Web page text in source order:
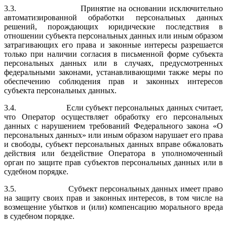
3.3. Принятие на основании исключительно
автоматизированной обработки персональных данных
решений, порождающих юридические последствия в
отношении субъекта персональных данных или иным образом
затраги­вающих его права и законные интересы разрешается
только при наличии согласия в письменной форме субъекта
персональных данных или в слу­чаях, предусмотренных
федеральными законами, устанавливающими также меры по
обеспечению соблюдения прав и законных интересов
субъекта персональных данных.
3.4. Если субъект персональных данных считает,
что Оператор осуществляет обработку его персональных
данных с нарушением требований Федераль­ного закона «О
персональных данных» или иным образом нарушает его права
и свободы, субъект персональных данных вправе обжаловать
дей­ствия или бездействие Оператора в уполномоченный
орган по защите прав субъектов персональных данных или в
судебном порядке.
3.5. Субъект персональных данных имеет право
на защиту своих прав и законных интересов, в том числе на
возмещение убытков и (или) компен­сацию морального вреда
в судебном порядке.